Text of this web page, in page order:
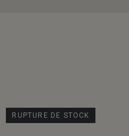
RUPTURE DE STOCK